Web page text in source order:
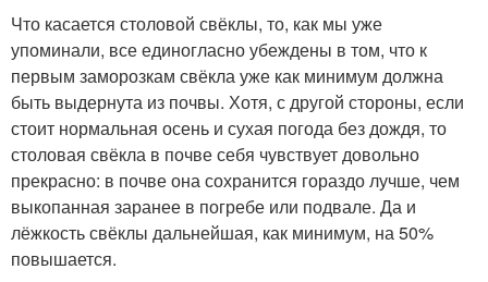
Что касается столовой свёклы, то, как мы уже
упоминали, все единогласно убеждены в том, что к
первым заморозкам свёкла уже как минимум должна
быть выдернута из почвы. Хотя, с другой стороны, если
стоит нормальная осень и сухая погода без дождя, то
столовая свёкла в почве себя чувствует довольно
прекрасно: в почве она сохранится гораздо лучше, чем
выкопанная заранее в погребе или подвале. Да и
лёжкость свёклы дальнейшая, как минимум, на 50%
повышается.